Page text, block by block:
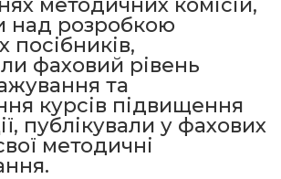
над розробкою
посібників,
фаховий рівень
та
курсів підвищення
публікували у фахових
методичні